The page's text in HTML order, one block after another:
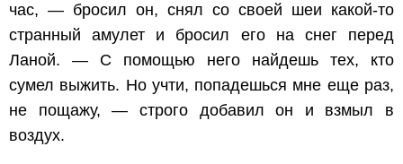
час, — бросил он, снял со своей шеи какой-то
странный амулет и бросил его на снег перед
Ланой. — С помощью него найдешь тех, кто
сумел выжить. Но учти, попадешься мне еще раз,
не пощажу, — строго добавил он и взмыл в
воздух.